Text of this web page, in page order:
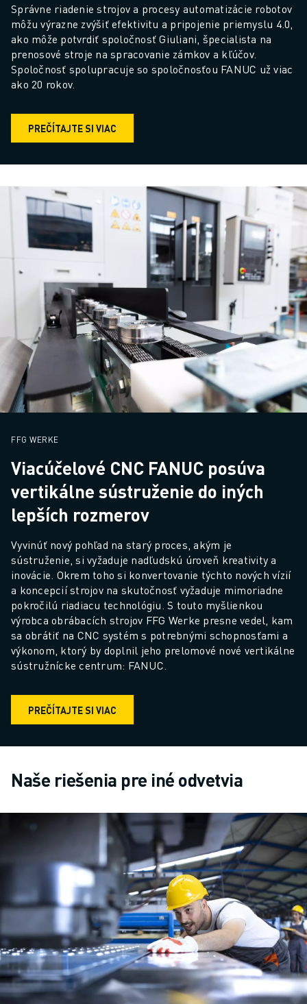
Správne riadenie strojov a procesy automatizácie robotov
môžu výrazne zvýšiť efektivitu a pripojenie priemyslu 4.0,
ako môže potvrdiť spoločnosť Giuliani, špecialista na
prenosové stroje na spracovanie zámkov a kľúčov.
Spoločnosť spolupracuje so spoločnosťou FANUC už viac
ako 20 rokov.
PREČÍTAJTE SI VIAC
FFG WERKE
Viacúčelové CNC FANUC posúva
vertikálne sústruženie do iných
lepších rozmerov
Vyvinúť nový pohľad na starý proces, akým je
sústruženie, si vyžaduje nadľudskú úroveň kreativity a
inovácie. Okrem toho si konvertovanie týchto nových vízií
a koncepcií strojov na skutočnosť vyžaduje mimoriadne
pokročilú riadiacu technológiu. S touto myšlienkou
výrobca obrábacích strojov FFG Werke presne vedel, kam
sa obrátiť na CNC systém s potrebnými schopnosťami a
výkonom, ktorý by doplnil jeho prelomové nové vertikálne
sústružnícke centrum: FANUC.
PREČÍTAJTE SI VIAC
Naše riešenia pre iné odvetvia